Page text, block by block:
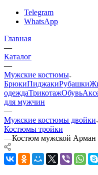
Telegram
WhatsApp
Главная
—
Каталог
—
Мужские костюмы
БрюкиПиджакиРубашки
одеждаТрикотажОбувь
для мужчин
—
Мужские костюмы двойки
Костюмы тройки
—Костюм мужской Арман